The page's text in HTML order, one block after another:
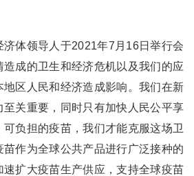
体领导人于2021年7月16日举行会
成的卫生和经济危机以及我们的应
地区人民和经济造成影响。我们在新
关重要，同时只有加快人民公平享
负担的疫苗，我们才能克服这场卫
作为全球公共产品进行广泛接种的
扩大疫苗生产供应，支持全球疫苗